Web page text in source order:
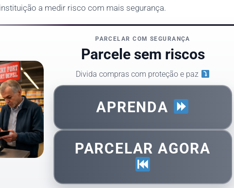
a medir risco com mais segurança.
PARCELAR COM SEGURANÇA
Parcele sem riscos
Divida compras com proteção e paz
APRENDA
PARCELAR AGORA